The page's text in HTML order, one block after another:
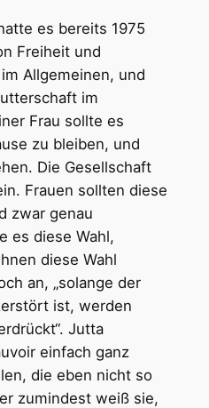
es bereits 1975
Freiheit und
Allgemeinen, und
im
Frau sollte es
zu bleiben, und
Die Gesellschaft
Frauen sollten diese
zwar genau
es diese Wahl,
diese Wahl
an, „solange der
ist, werden
Jutta
einfach ganz
die eben nicht so
zumindest weiß sie,